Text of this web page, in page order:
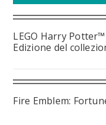
LEGO Harry
Edizione del
Fire Emblem: